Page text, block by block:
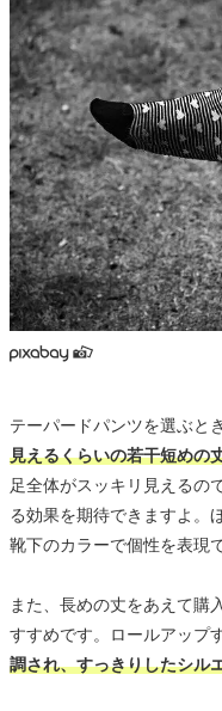
テーパードパンツを選ぶと
見えるくらいの若干短めの
足全体がスッキリ見えるの
る効果を期待できますよ。
靴下のカラーで個性を表現
また、長めの丈をあえて購
すすめです。ロールアップ
調され、すっきりしたシル